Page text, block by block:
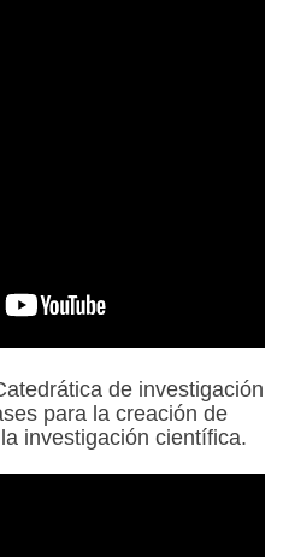
de investigación
para la creación de
investigación científica.